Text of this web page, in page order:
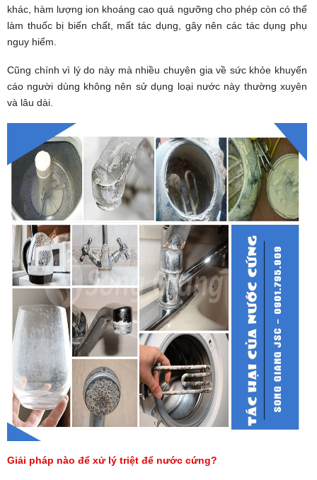
khác, hàm lượng ion khoáng cao quá ngưỡng cho phép còn có thể
làm thuốc bị biến chất, mất tác dụng, gây nên các tác dụng phụ
nguy hiểm.
Cũng chính vì lý do này mà nhiều chuyên gia về sức khỏe khuyến
cáo người dùng không nên sử dụng loại nước này thường xuyên
và lâu dài.
Giải pháp nào để xử lý triệt để nước cứng?